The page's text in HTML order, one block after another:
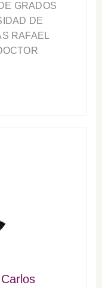
GRADOS
DE
RAFAEL